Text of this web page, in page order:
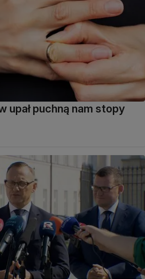
upał puchną nam stopy